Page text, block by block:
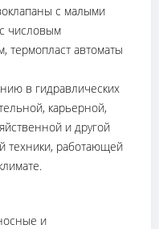
с малыми
с числовым
термопласт автоматы
в гидравлических
карьерной,
и другой
техники, работающей
и